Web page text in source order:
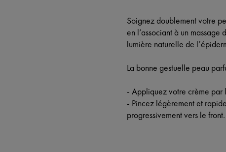
Soignez doublement votre
en l’associant à un
lumière naturelle de
La bonne gestuelle peau
- Appliquez votre crème par
- Pincez légèrement et
progressivement vers le front.